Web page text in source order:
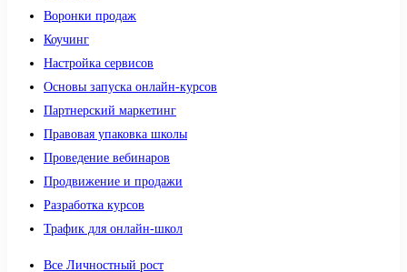
Воронки продаж
Коучинг
Настройка сервисов
Основы запуска онлайн-курсов
Партнерский маркетинг
Правовая упаковка школы
Проведение вебинаров
Продвижение и продажи
Разработка курсов
Трафик для онлайн-школ
Все Личностный рост